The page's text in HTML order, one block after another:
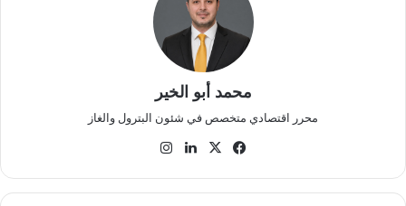
محمد أبو الخير
محرر اقتصادي متخصص في شئون البترول والغاز
فيسبوك
‫X لينكدإن